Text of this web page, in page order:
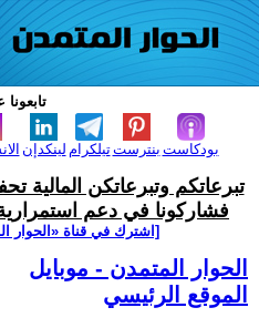
لينكدإن تيلكرامبنترست بودكاست
تبرعاتكم وتبرعاتكن المالية
فشاركونا في دعم
[اشترك في قناة ‫«الحوار
الحوار المتمدن - موبايل
الموقع الرئيسي